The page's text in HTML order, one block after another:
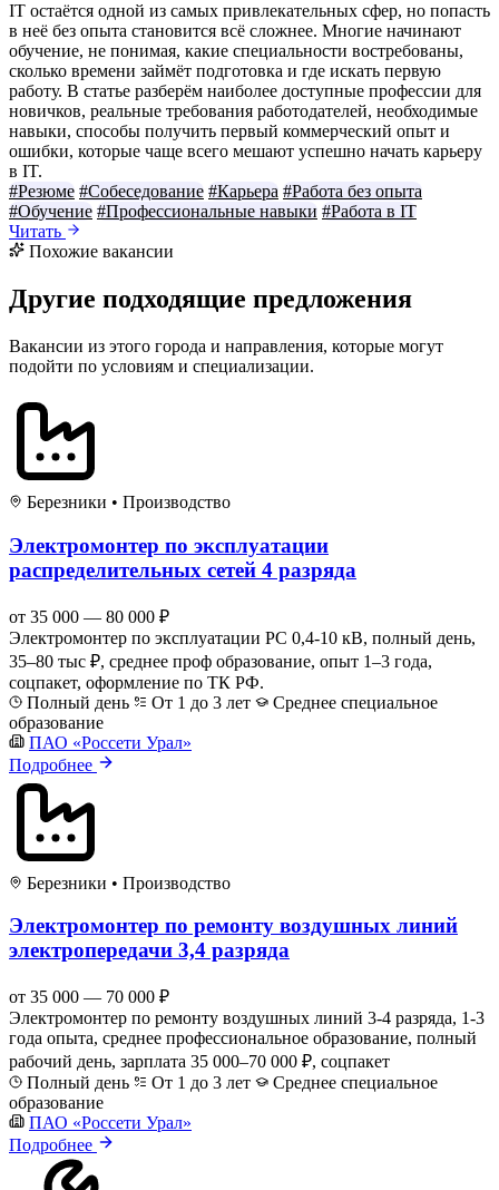
IT остаётся одной из самых привлекательных сфер, но попасть
в неё без опыта становится всё сложнее. Многие начинают
обучение, не понимая, какие специальности востребованы,
сколько времени займёт подготовка и где искать первую
работу. В статье разберём наиболее доступные профессии для
новичков, реальные требования работодателей, необходимые
навыки, способы получить первый коммерческий опыт и
ошибки, которые чаще всего мешают успешно начать карьеру
в IT.
#Резюме #Собеседование #Карьера #Работа без опыта
#Обучение #Профессиональные навыки #Работа в IT
Читать
Похожие вакансии
Другие подходящие предложения
Вакансии из этого города и направления, которые могут
подойти по условиям и специализации.
Березники • Производство
Электромонтер по эксплуатации
распределительных сетей 4 разряда
от 35 000 — 80 000 ₽
Электромонтер по эксплуатации РС 0,4-10 кВ, полный день,
35–80 тыс ₽, среднее проф образование, опыт 1–3 года,
соцпакет, оформление по ТК РФ.
Полный день
От 1 до 3 лет
Среднее специальное
образование
ПАО «Россети Урал»
Подробнее
Березники • Производство
Электромонтер по ремонту воздушных линий
электропередачи 3,4 разряда
от 35 000 — 70 000 ₽
Электромонтер по ремонту воздушных линий 3-4 разряда, 1-3
года опыта, среднее профессиональное образование, полный
рабочий день, зарплата 35 000–70 000 ₽, соцпакет
Полный день
От 1 до 3 лет
Среднее специальное
образование
ПАО «Россети Урал»
Подробнее